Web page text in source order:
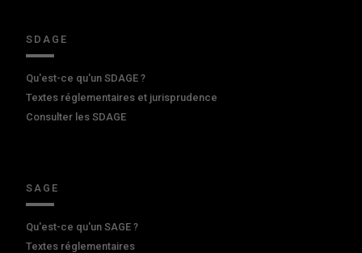
SDAGE
Qu'est-ce qu'un SDAGE ?
Textes réglementaires et jurisprudence
Consulter les SDAGE
SAGE
Qu'est-ce qu'un SAGE ?
Textes réglementaires